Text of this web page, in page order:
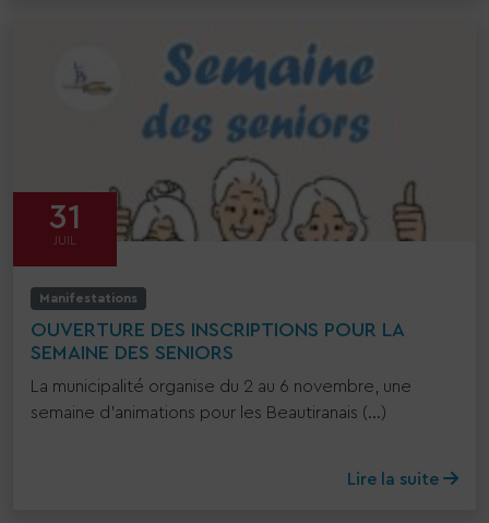
31
JUIL
Manifestations
OUVERTURE DES INSCRIPTIONS POUR LA
SEMAINE DES SENIORS
La municipalité organise du 2 au 6 novembre, une
semaine d’animations pour les Beautiranais (...)
Lire la suite